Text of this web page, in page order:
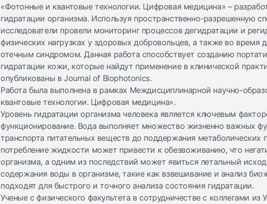
«Фотонные и квантовые технологии. Цифровая медицина» –
гидратации организма. Используя пространственно-разрешенную
исследователи провели мониторинг процессов дегидратации и
физических нагрузках у здоровых добровольцев, а также во время
отечным синдромом. Данная работа способствует созданию
гидратации кожи, которые найдут применение в клинической
опубликованы в Journal of Biophotonics.
Работа была выполнена в рамках Междисциплинарной научно-
квантовые технологии. Цифровая медицина».
Уровень гидратации организма человека является ключевым
функционирование. Вода выполняет множество жизненно важных
транспорта питательных веществ до поддержания метаболических
потребление жидкости может привести к обезвоживанию, что
организма, а одним из последствий может явиться летальный
содержания воды в организме, такие как взвешивание и анализ
подходят для быстрого и точного анализа состояния гидратации.
Ученые с физического факультета в сотрудничестве с коллегами